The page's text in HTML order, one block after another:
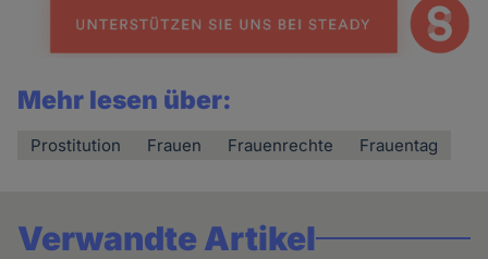
Mehr lesen über:
Prostitution Frauen Frauenrechte Frauentag
Verwandte Artikel